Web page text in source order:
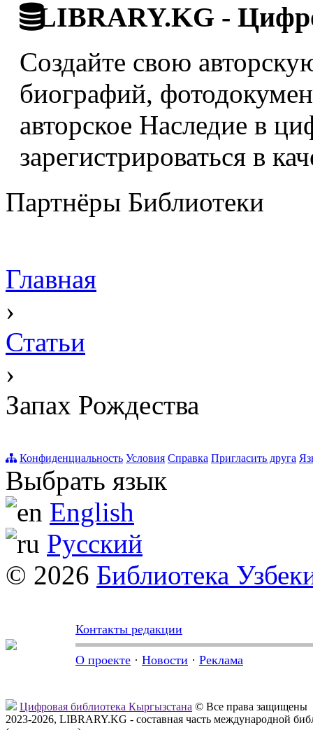
LIBRARY.KG -
Создайте свою
биографий,
авторское Наследие в
зарегистрироваться в
Партнёры Библиотеки
Главная
›
Статьи
›
Запах Рождества
Конфиденциальность Условия Справка Пригласить друга
Выбрать язык
English
Русский
© 2026 Библиотека
Контакты редакции
О проекте · Новости · Реклама
Цифровая библиотека Кыргызстана © Все права защищены
2023-2026, LIBRARY.KG - составная часть международной